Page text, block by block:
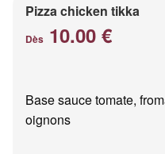
Pizza chicken tikka
Dès 10.00 €
Base sauce tomate,
oignons